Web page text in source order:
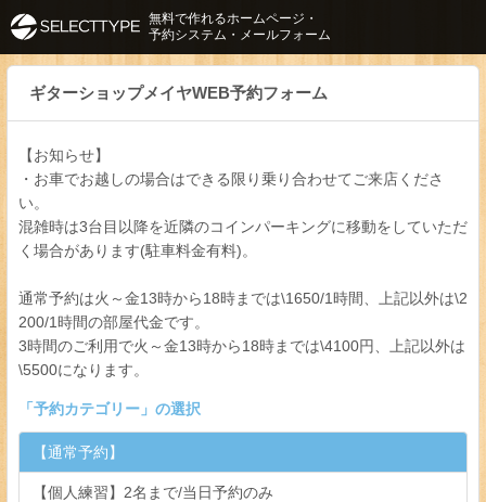
ギターショップメイヤWEB予約フォーム
【お知らせ】
・お車でお越しの場合はできる限り乗り合わせてご来店くださ
い。
混雑時は3台目以降を近隣のコインパーキングに移動をしていただ
く場合があります(駐車料金有料)。
通常予約は火～金13時から18時までは\1650/1時間、上記以外は\2
200/1時間の部屋代金です。
3時間のご利用で火～金13時から18時までは\4100円、上記以外は
\5500になります。
「 予約カテゴリー 」の選択
【通常予約】
【個人練習】2名まで/当日予約のみ
無料で作れるホームページ・
予約システム・メールフォーム